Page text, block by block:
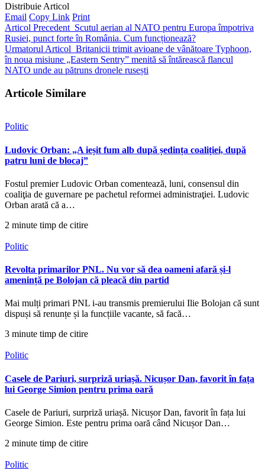
Distribuie Articol
Email Copy Link Print
Articol Precedent Scutul aerian al NATO pentru Europa împotriva
Rusiei, punct forte în România. Cum funcționează?
Urmatorul Articol Britanicii trimit avioane de vânătoare Typhoon,
în noua misiune „Eastern Sentry” menită să întărească flancul
NATO unde au pătruns dronele rusești
Articole Similare
Politic
Ludovic Orban: „A ieșit fum alb după ședința coaliției, după
patru luni de blocaj”
Fostul premier Ludovic Orban comentează, luni, consensul din
coaliţia de guvernare pe pachetul reformei administraţiei. Ludovic
Orban arată că a…
2 minute timp de citire
Politic
Revolta primarilor PNL. Nu vor să dea oameni afară și-l
amenință pe Bolojan că pleacă din partid
Mai mulți primari PNL i-au transmis premierului Ilie Bolojan că sunt
dispuși să renunțe și la funcțiile vacante, să facă…
3 minute timp de citire
Politic
Casele de Pariuri, surpriză uriașă. Nicușor Dan, favorit în fața
lui George Simion pentru prima oară
Casele de Pariuri, surpriză uriașă. Nicușor Dan, favorit în fața lui
George Simion. Este pentru prima oară când Nicușor Dan…
2 minute timp de citire
Politic